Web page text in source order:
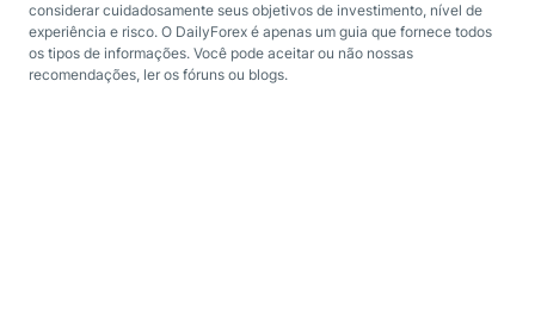
considerar cuidadosamente seus objetivos de investimento, nível de
experiência e risco. O DailyForex é apenas um guia que fornece todos
os tipos de informações. Você pode aceitar ou não nossas
recomendações, ler os fóruns ou blogs.